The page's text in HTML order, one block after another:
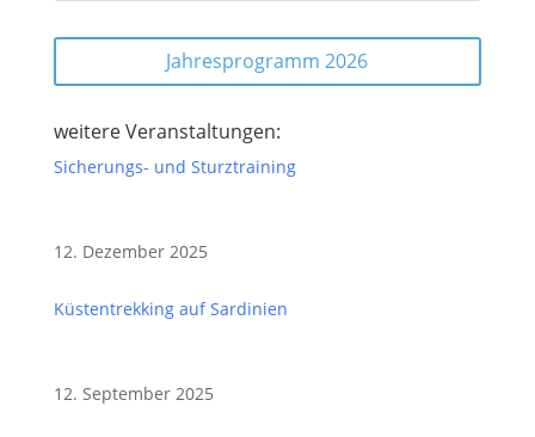
Jahresprogramm 2026
weitere Veranstaltungen:
Sicherungs- und Sturztraining
12. Dezember 2025
Küstentrekking auf Sardinien
12. September 2025